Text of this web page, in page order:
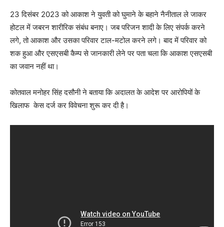
23 दिसंबर 2023 को आकाश ने युवती को घुमाने के बहाने नैनीताल ले जाकर
होटल में जबरन शारीरिक संबंध बनाए। जब परिजन शादी के लिए संपर्क करने
लगे, तो आकाश और उसका परिवार टाल-मटोल करने लगे। बाद में परिवार को
शक हुआ और एसएसबी कैम्प से जानकारी लेने पर पता चला कि आकाश एसएसबी
का जवान नहीं था।
कोतवाल मनोहर सिंह दसौनी ने बताया कि अदालत के आदेश पर आरोपियों के
खिलाफ केस दर्ज कर विवेचना शुरू कर दी है।